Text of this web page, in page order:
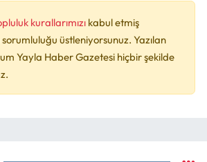
kurallarımızı kabul etmiş
üstleniyorsunuz. Yazılan
Yayla Haber Gazetesi hiçbir şekilde